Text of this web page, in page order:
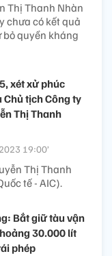
Thị Thanh Nhàn
chưa có kết quả
quyền kháng
xét xử phúc
tịch Công ty
Thị Thanh
19:00’
Thị Thanh
tế - AIC).
Bắt giữ tàu vận
30.000 lít
phép